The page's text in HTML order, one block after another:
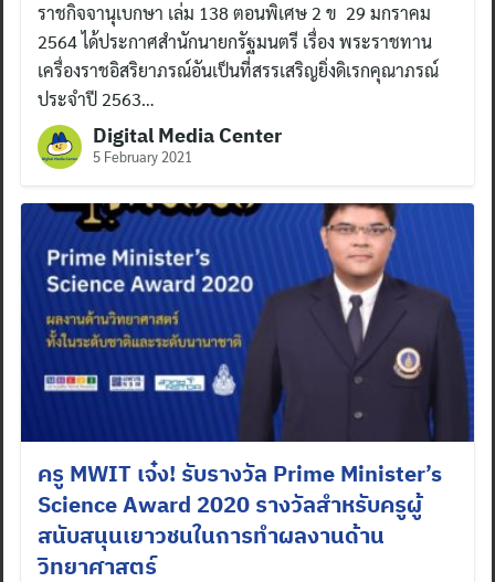
ราชกิจจานุเบกษา เล่ม 138 ตอนพิเศษ 2 ข 29 มกราคม
2564 ได้ประกาศสำนักนายกรัฐมนตรี เรื่อง พระราชทาน
เครื่องราชอิสริยาภรณ์อันเป็นที่สรรเสริญยิ่งดิเรกคุณาภรณ์
ประจำปี 2563…
Digital Media Center
5 February 2021
ครู MWIT เจ๋ง! รับรางวัล Prime Minister’s
Science Award 2020 รางวัลสำหรับครูผู้
สนับสนุนเยาวชนในการทำผลงานด้าน
วิทยาศาสตร์